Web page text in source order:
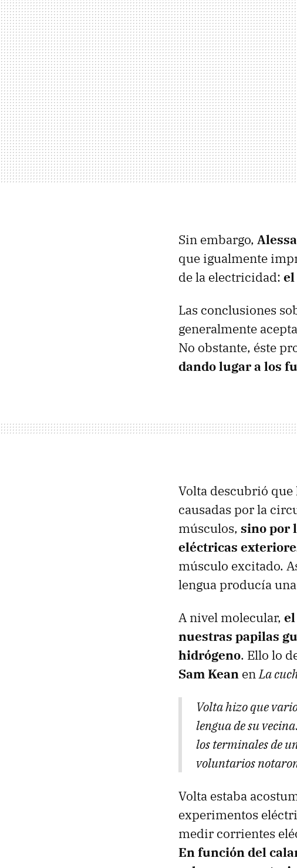
Sin embargo,
que igualmente
de la electricidad: el
Las conclusiones
generalmente
No obstante, éste
dando lugar a los
Volta descubrió que
causadas por la
músculos, sino por
eléctricas
músculo excitado.
lengua producía
A nivel molecular,
nuestras papilas
hidrógeno. Ello lo
Sam Kean enLa
Volta hizo que
lengua de su
los terminales de
voluntarios notaron
Volta estaba
experimentos
medir corrientes
En función del